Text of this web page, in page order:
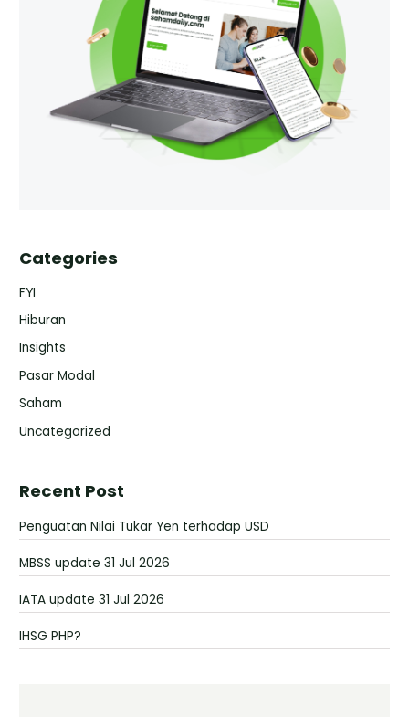
Categories
FYI
Hiburan
Insights
Pasar Modal
Saham
Uncategorized
Recent Post
Penguatan Nilai Tukar Yen terhadap USD
MBSS update 31 Jul 2026
IATA update 31 Jul 2026
IHSG PHP?